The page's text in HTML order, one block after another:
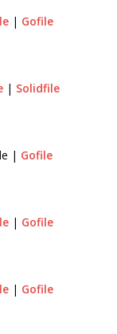
| Gofile
| Solidfile
| Gofile
| Gofile
| Gofile